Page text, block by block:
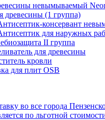
невымываемый
древесины (1 группа)
консервант
для наружных
II группа
для древесины
кровли
для плит OSB
во все города
по льготной